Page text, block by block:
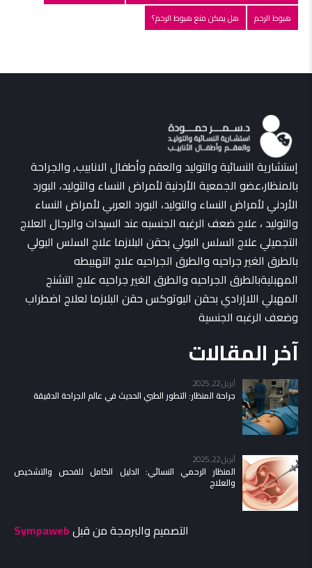
هبوط الرحم
هل يمكن منع هبوط الرحم؟
إستشارية النسائية والتوليد والعقم وأطفال الانابيب, والجراحة
بالمنظار،عضو الجمعية الأردنية لأمراض النساء والتوليد، البورد
الأردني لأمراض النساء والتوليد، البورد العربي لأمراض النساء
والتوليد ، علاج ضعف الرغبه الجنسيه عند السيدات والرجال العلاج
التجميلي علاج السلس البولي بحقن البلازما علاج السلس البولي
بالطرق الغير جراحيه والطرق الجراحيه علاج التهبيطه
المهبليةبالطرق الجراحيه والطرق الغير جراحيه علاج التشنج
المهبلي اللاإرادي بحقن البوتوكس حقن البلازما لعلاج اضطراب
وضعف الرغبه الجنسية
آخر المقالات
أبريل 22, 2025
جراحة المنظار: التطور الطبي الحديث في عالم الجراحة الدقيقة
أبريل 22, 2025
المنظار الرحمي النسائي: الدليل الكامل للفحص والتشخيص
والعلاج
التصميم والبرمجة من قبلSympaweb